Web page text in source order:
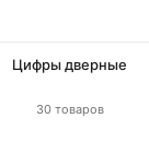
Цифры дверные
30 товаров